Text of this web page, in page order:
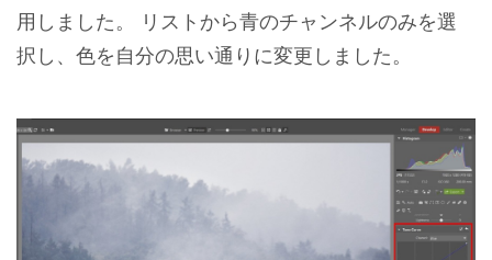
用しました。 リストから青のチャンネルのみを選
択し、色を自分の思い通りに変更しました。